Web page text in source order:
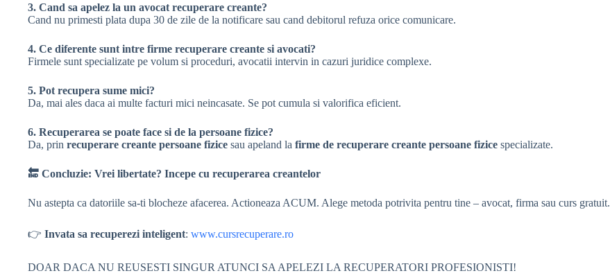
3. Cand sa apelez la un avocat recuperare creante?
Cand nu primesti plata dupa 30 de zile de la notificare sau cand debitorul refuza orice comunicare.
4. Ce diferente sunt intre firme recuperare creante si avocati?
Firmele sunt specializate pe volum si proceduri, avocatii intervin in cazuri juridice complexe.
5. Pot recupera sume mici?
Da, mai ales daca ai multe facturi mici neincasate. Se pot cumula si valorifica eficient.
6. Recuperarea se poate face si de la persoane fizice?
Da, prin recuperare creante persoane fizice sau apeland la firme de recuperare creante persoane fizice specializate.
🔚 Concluzie: Vrei libertate? Incepe cu recuperarea creantelor
Nu astepta ca datoriile sa-ti blocheze afacerea. Actioneaza ACUM. Alege metoda potrivita pentru tine – avocat, firma sau curs gratuit.
👉 Invata sa recuperezi inteligent: www.cursrecuperare.ro
DOAR DACA NU REUSESTI SINGUR ATUNCI SA APELEZI LA RECUPERATORI PROFESIONISTI!